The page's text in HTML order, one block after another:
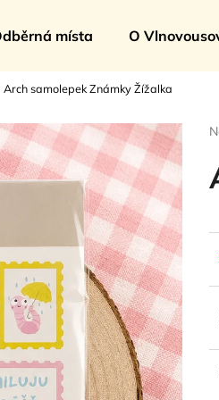
místa O
Arch samolepek Známky Žížalka
je
5
Co potřebujete najít?
Doporučujeme